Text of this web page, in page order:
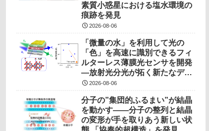
素質小惑星における塩水環境の
痕跡を発見
2026-08-06
「微量の水」を利用して光の
「色」を高速に識別できるフィ
ルターレス薄膜光センサを開発
―放射光分光が拓く新たなデバ
イス駆動原理―
2026-08-06
分子の”集団的ふるまい”が結晶
を動かす――分子の整列と結晶
の変形が手を取りあう新しい状